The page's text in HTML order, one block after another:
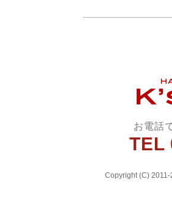
お電話
TEL
Copyright (C)